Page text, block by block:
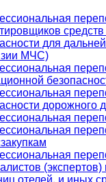
для
МЧС)
дорожного
отелей, и иных